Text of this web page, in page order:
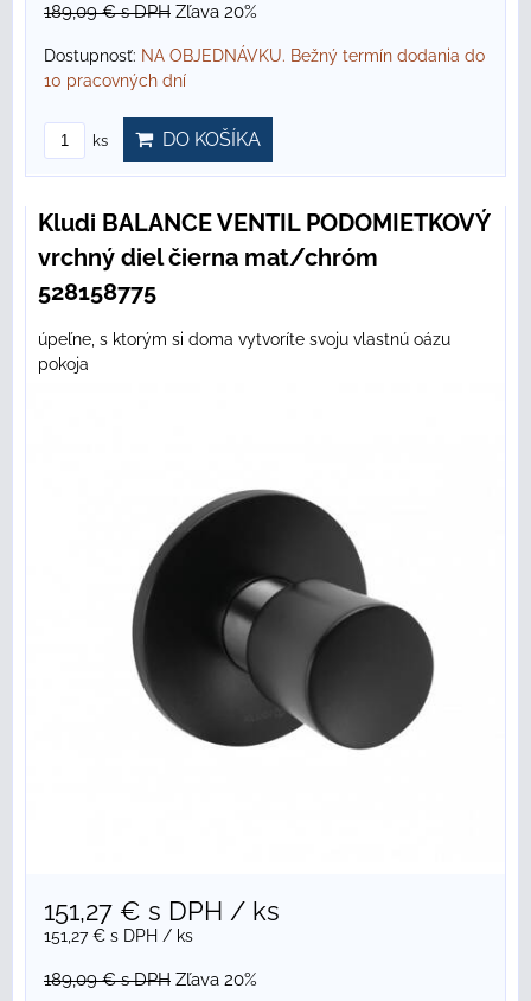
189,09 €s DPH Zľava 20%
Dostupnosť: NA OBJEDNÁVKU. Bežný termín dodania do
10 pracovných dní
ks DO KOŠÍKA
Kludi BALANCE VENTIL PODOMIETKOVÝ
vrchný diel čierna mat/chróm
528158775
úpeľne, s ktorým si doma vytvoríte svoju vlastnú oázu
pokoja
151,27 € s DPH / ks
151,27 € s DPH / ks
189,09 €s DPH Zľava 20%